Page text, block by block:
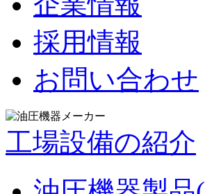
採用情報
お問い合わせ
工場設備の紹介